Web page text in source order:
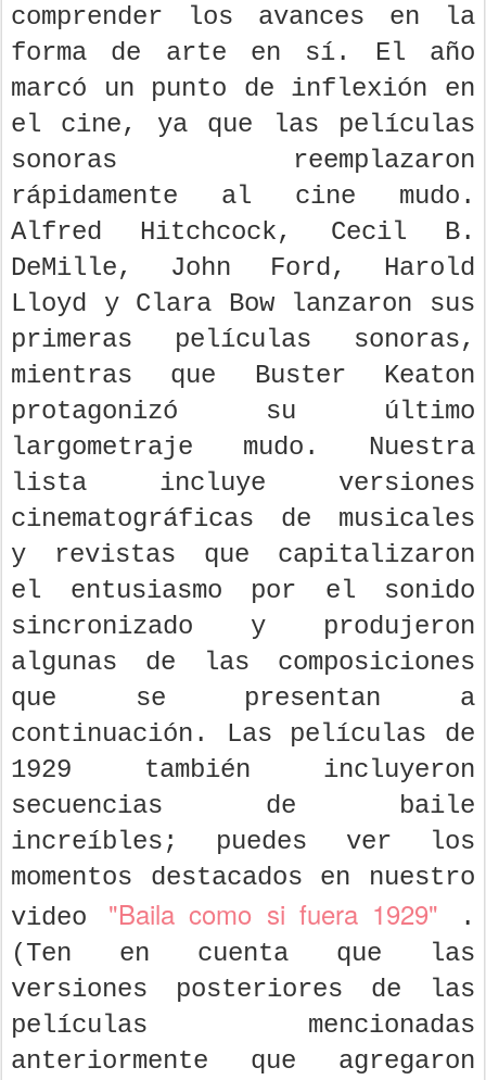
comprender los avances en la
forma de arte en sí. El año
marcó un punto de inflexión en
el cine, ya que las películas
sonoras reemplazaron
rápidamente al cine mudo.
Alfred Hitchcock, Cecil B.
DeMille, John Ford, Harold
Lloyd y Clara Bow lanzaron sus
primeras películas sonoras,
mientras que Buster Keaton
protagonizó su último
largometraje mudo. Nuestra
lista incluye versiones
cinematográficas de musicales
y revistas que capitalizaron
el entusiasmo por el sonido
sincronizado y produjeron
algunas de las composiciones
que se presentan a
continuación. Las películas de
1929 también incluyeron
secuencias de baile
increíbles; puedes ver los
momentos destacados en nuestro
video "Baila como si fuera 1929" .
(Ten en cuenta que las
versiones posteriores de las
películas mencionadas
anteriormente que agregaron